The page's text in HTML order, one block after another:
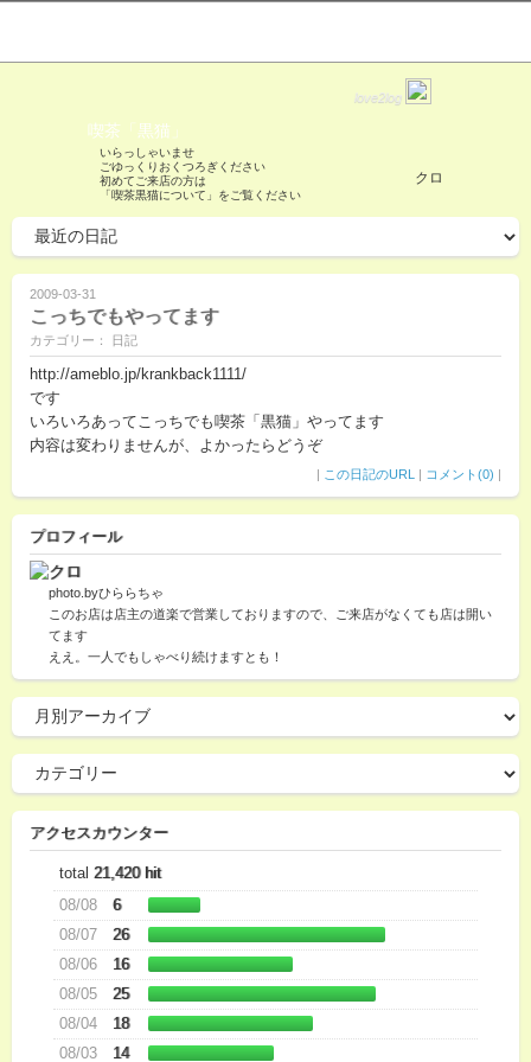
love2log
喫茶「黒猫」
いらっしゃいませ
ごゆっくりおくつろぎください
初めてご来店の方は
「喫茶黒猫について」をご覧ください
クロ
2009-03-31
こっちでもやってます
カテゴリー： 日記
http://ameblo.jp/krankback1111/
です
いろいろあってこっちでも喫茶「黒猫」やってます
内容は変わりませんが、よかったらどうぞ
| この日記のURL | コメント(0) |
プロフィール
クロ
photo.byひららちゃ
このお店は店主の道楽で営業しておりますので、ご来店がなくても店は開い
てます
ええ。一人でもしゃべり続けますとも！
アクセスカウンター
total 21,420 hit
08/08
6
08/07
26
08/06
16
08/05
25
08/04
18
08/03
14